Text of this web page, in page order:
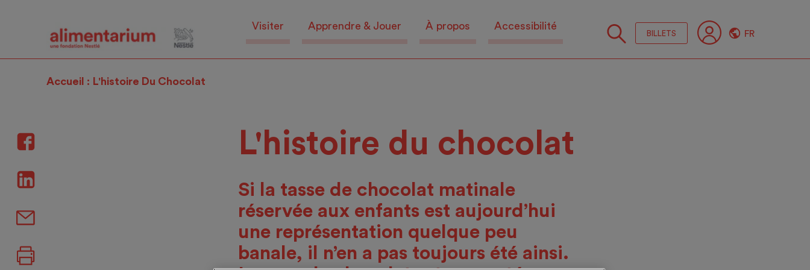
Visiter Apprendre & Jouer À propos Accessibilité
BILLETS FR
Accueil L'histoire Du Chocolat
L'histoire du chocolat
Si la tasse de chocolat matinale
réservée aux enfants est aujourd’hui
une représentation quelque peu
banale, il n’en a pas toujours été ainsi.